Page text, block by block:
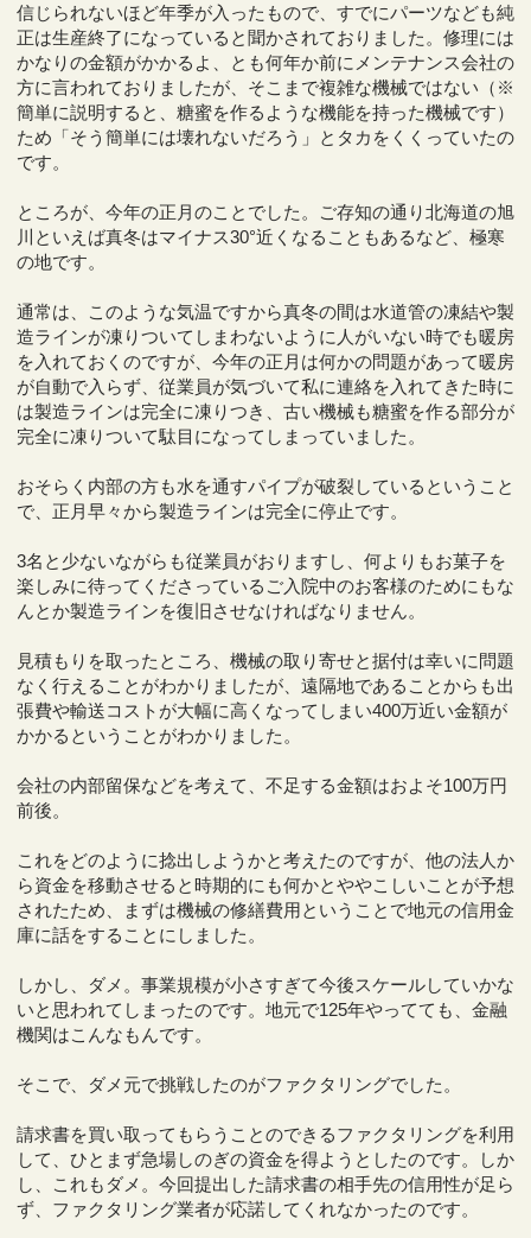
信じられないほど年季が入ったもので、すでにパーツなども純
正は生産終了になっていると聞かされておりました。修理には
かなりの金額がかかるよ、とも何年か前にメンテナンス会社の
方に言われておりましたが、そこまで複雑な機械ではない（※
簡単に説明すると、糖蜜を作るような機能を持った機械です）
ため「そう簡単には壊れないだろう」とタカをくくっていたの
です。
ところが、今年の正月のことでした。ご存知の通り北海道の旭
川といえば真冬はマイナス30°近くなることもあるなど、極寒
の地です。
通常は、このような気温ですから真冬の間は水道管の凍結や製
造ラインが凍りついてしまわないように人がいない時でも暖房
を入れておくのですが、今年の正月は何かの問題があって暖房
が自動で入らず、従業員が気づいて私に連絡を入れてきた時に
は製造ラインは完全に凍りつき、古い機械も糖蜜を作る部分が
完全に凍りついて駄目になってしまっていました。
おそらく内部の方も水を通すパイプが破裂しているということ
で、正月早々から製造ラインは完全に停止です。
3名と少ないながらも従業員がおりますし、何よりもお菓子を
楽しみに待ってくださっているご入院中のお客様のためにもな
んとか製造ラインを復旧させなければなりません。
見積もりを取ったところ、機械の取り寄せと据付は幸いに問題
なく行えることがわかりましたが、遠隔地であることからも出
張費や輸送コストが大幅に高くなってしまい400万近い金額が
かかるということがわかりました。
会社の内部留保などを考えて、不足する金額はおよそ100万円
前後。
これをどのように捻出しようかと考えたのですが、他の法人か
ら資金を移動させると時期的にも何かとややこしいことが予想
されたため、まずは機械の修繕費用ということで地元の信用金
庫に話をすることにしました。
しかし、ダメ。事業規模が小さすぎて今後スケールしていかな
いと思われてしまったのです。地元で125年やってても、金融
機関はこんなもんです。
そこで、ダメ元で挑戦したのがファクタリングでした。
請求書を買い取ってもらうことのできるファクタリングを利用
して、ひとまず急場しのぎの資金を得ようとしたのです。しか
し、これもダメ。今回提出した請求書の相手先の信用性が足ら
ず、ファクタリング業者が応諾してくれなかったのです。